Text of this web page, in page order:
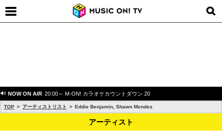
NOW ON AIR 20:00～ M-ON! カラオケカウントダウン 20
TOP アーティストリスト Eddie Benjamin, Shawn Mendes
アーティスト